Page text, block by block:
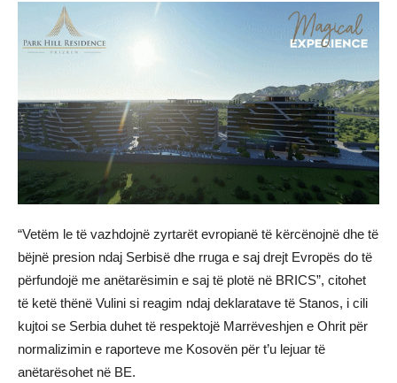
“Vetëm le të vazhdojnë zyrtarët evropianë të kërcënojnë dhe të
bëjnë presion ndaj Serbisë dhe rruga e saj drejt Evropës do të
përfundojë me anëtarësimin e saj të plotë në BRICS”, citohet
të ketë thënë Vulini si reagim ndaj deklaratave të Stanos, i cili
kujtoi se Serbia duhet të respektojë Marrëveshjen e Ohrit për
normalizimin e raporteve me Kosovën për t’u lejuar të
anëtarësohet në BE.